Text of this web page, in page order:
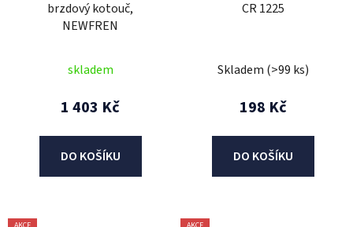
brzdový kotouč,
NEWFREN
skladem
1 403 Kč
DO KOŠÍKU
CR 1225
Skladem (>99 ks)
198 Kč
DO KOŠÍKU